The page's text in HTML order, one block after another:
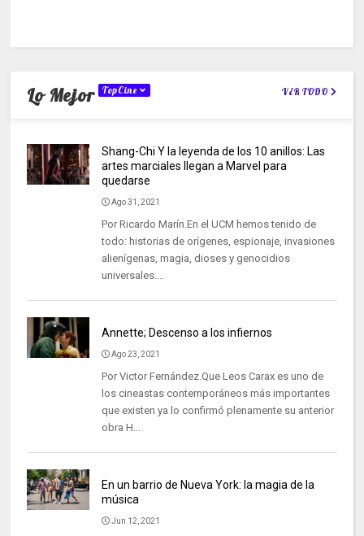
Lo Mejor TopCine VER TODO
Shang-Chi Y la leyenda de los 10 anillos: Las
artes marciales llegan a Marvel para
quedarse
Ago 31, 2021
Por Ricardo Marín.En el UCM hemos tenido de
todo: historias de orígenes, espionaje, invasiones
alienígenas, magia, dioses y genocidios
universales....
Annette; Descenso a los infiernos
Ago 23, 2021
Por Victor Fernández.Que Leos Carax es uno de
los cineastas contemporáneos más importantes
que existen ya lo confirmó plenamente su anterior
obra H...
En un barrio de Nueva York: la magia de la
música
Jun 12, 2021